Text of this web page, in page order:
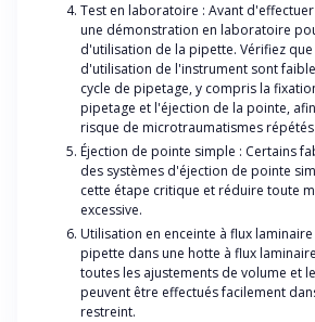
Test en laboratoire : Avant
une démonstration en laboratoire
d'utilisation de la pipette. Vérifiez
d'utilisation de l'instrument sont
cycle de pipetage, y compris la
pipetage et l'éjection de la pointe,
risque de microtraumatismes répétés
Éjection de pointe simple : Certains
des systèmes d'éjection de pointe
cette étape critique et réduire toute
excessive.
Utilisation en enceinte à flux laminaire
pipette dans une hotte à flux
toutes les ajustements de volume et
peuvent être effectués facilement
restreint.